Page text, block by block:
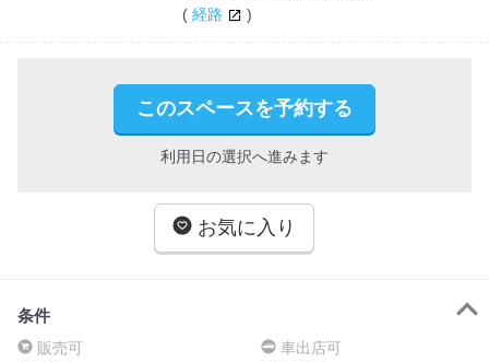
( 経路 )
このスペースを予約する
利用日の選択へ進みます
お気に入り
条件
販売可
車出店可